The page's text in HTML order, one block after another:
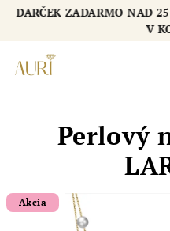
PrejsťDARČEK ZADARMO NAD
V
Perlový
Akcia
Chatbot šperkovnice